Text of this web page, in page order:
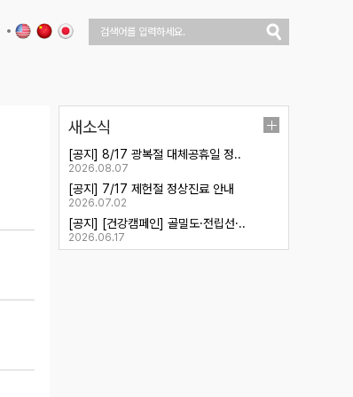
새소식
[공지] 8/17 광복절 대체공휴일 정..
2026.08.07
[공지] 7/17 제헌절 정상진료 안내
2026.07.02
[공지] [건강캠페인] 골밀도·전립선·..
2026.06.17